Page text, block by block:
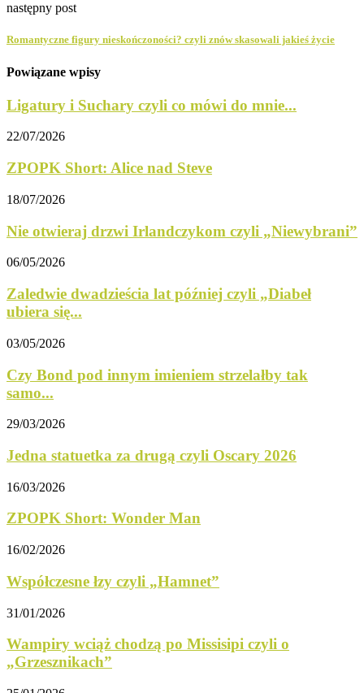
następny post
Romantyczne figury nieskończoności? czyli znów skasowali jakieś życie
Powiązane wpisy
Ligatury i Suchary czyli co mówi do mnie...
22/07/2026
ZPOPK Short: Alice nad Steve
18/07/2026
Nie otwieraj drzwi Irlandczykom czyli „Niewybrani”
06/05/2026
Zaledwie dwadzieścia lat później czyli „Diabeł
ubiera się...
03/05/2026
Czy Bond pod innym imieniem strzelałby tak
samo...
29/03/2026
Jedna statuetka za drugą czyli Oscary 2026
16/03/2026
ZPOPK Short: Wonder Man
16/02/2026
Współczesne łzy czyli „Hamnet”
31/01/2026
Wampiry wciąż chodzą po Missisipi czyli o
„Grzesznikach”